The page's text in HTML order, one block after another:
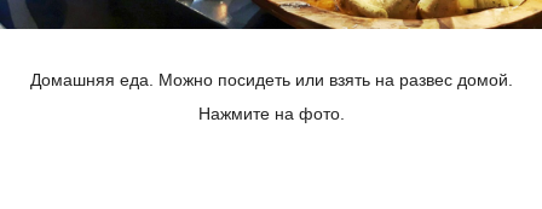
Домашняя еда. Можно посидеть или взять на развес домой.
Нажмите на фото.